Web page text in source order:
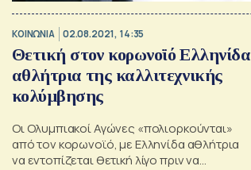
ΚΟΙΝΩΝΙΑ 02.08.2021, 14:35
Θετική στον κορωνοϊό Ελληνίδα
αθλήτρια της καλλιτεχνικής
κολύμβησης
Οι Ολυμπιακοί Αγώνες «πολιορκούνται»
από τον κορωνοϊό, με Ελληνίδα αθλήτρια
να εντοπίζεται θετική λίγο πριν να